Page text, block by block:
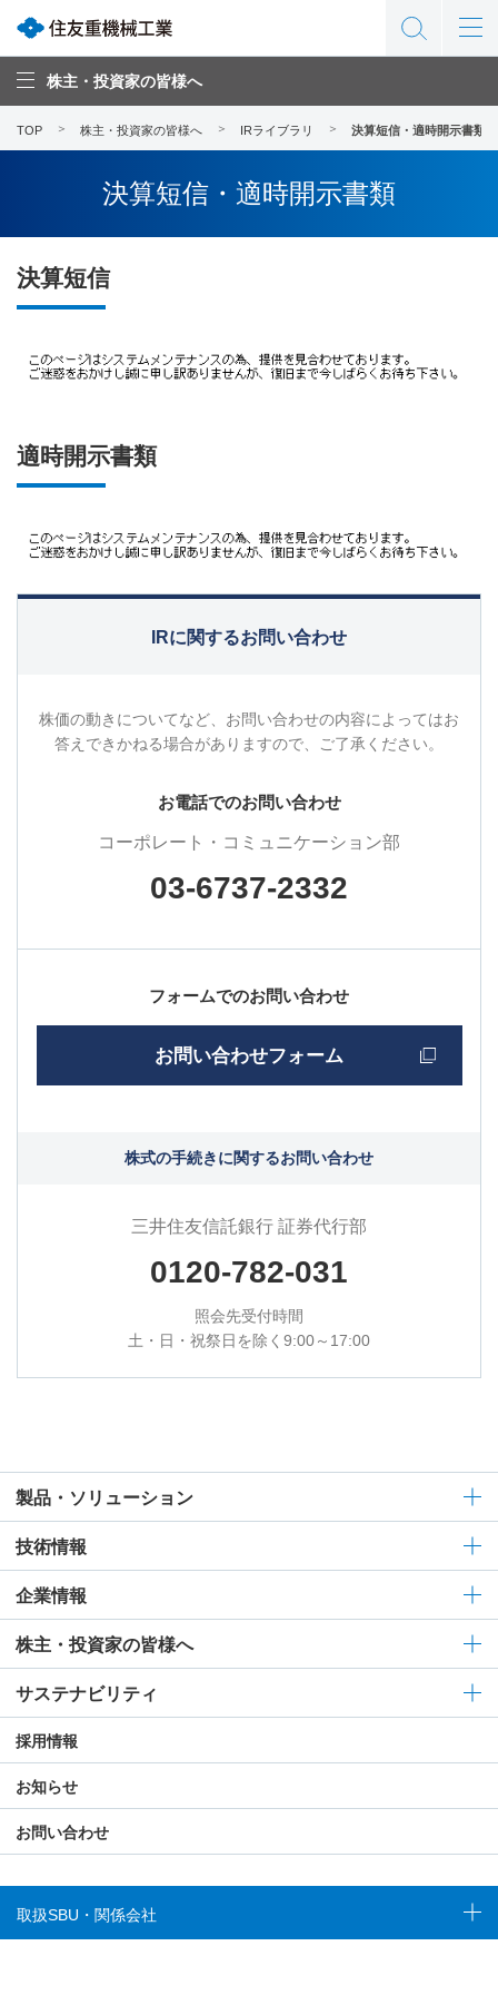
株主・投資家の皆様へ
TOP 株主・投資家の皆様へ IRライブラリ 決算短信・適時開示書類
決算短信・適時開示書類
決算短信
適時開示書類
IRに関するお問い合わせ
株価の動きについてなど、お問い合わせの内容によってはお
答えできかねる場合がありますので、ご了承ください。
お電話でのお問い合わせ
コーポレート・コミュニケーション部
03-6737-2332
フォームでのお問い合わせ
お問い合わせフォーム
株式の手続きに関するお問い合わせ
三井住友信託銀行 証券代行部
0120-782-031
照会先受付時間
土・日・祝祭日を除く9:00～17:00
製品・ソリューション
技術情報
企業情報
株主・投資家の皆様へ
サステナビリティ
採用情報
お知らせ
お問い合わせ
取扱SBU・関係会社